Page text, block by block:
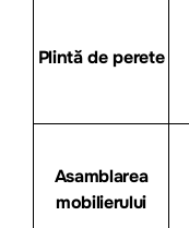
Plintă de perete
Asamblarea
mobilierului